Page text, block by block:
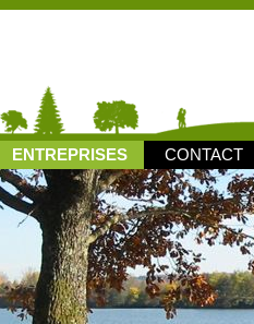
ENTREPRISES CONTACT